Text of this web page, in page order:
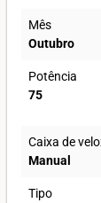
Mês
Outubro
Potência
75
Caixa de
Manual
Tipo